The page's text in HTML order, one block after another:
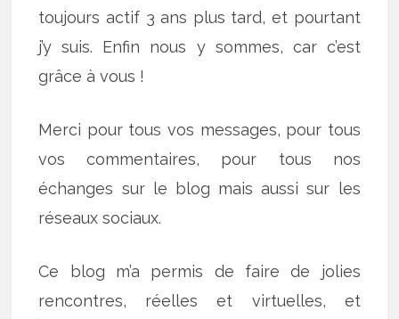
toujours actif 3 ans plus tard, et pourtant
j’y suis. Enfin nous y sommes, car c’est
grâce à vous !
Merci pour tous vos messages, pour tous
vos commentaires, pour tous nos
échanges sur le blog mais aussi sur les
réseaux sociaux.
Ce blog m’a permis de faire de jolies
rencontres, réelles et virtuelles, et